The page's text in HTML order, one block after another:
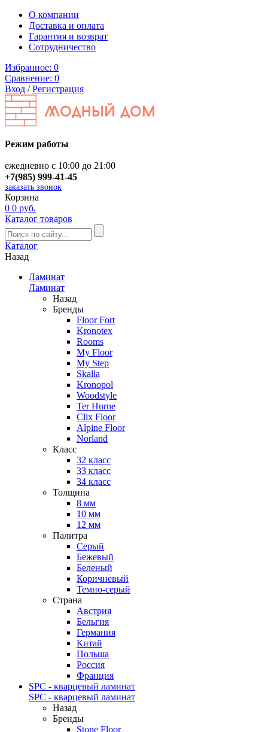
О компании
Доставка и оплата
Гарантия и возврат
Сотрудничество
Избранное: 0
Сравнение: 0
Вход /Регистрация
Режим работы
ежедневно с 10:00 до 21:00
+7(985) 999-41-45
заказать звонок
Корзина
0 0 руб.
Каталог товаров
Каталог
Назад
Ламинат
Ламинат
Назад
Бренды
Floor Fort
Kronotex
Rooms
My Floor
My Step
Skalla
Kronopol
Woodstyle
Ter Hurne
Clix Floor
Alpine Floor
Norland
Класс
32 класс
33 класс
34 класс
Толщина
8 мм
10 мм
12 мм
Палитра
Серый
Бежевый
Беленый
Коричневый
Темно-серый
Страна
Австрия
Бельгия
Германия
Китай
Польша
Россия
Франция
SPC - кварцевый ламинат
SPC - кварцевый ламинат
Назад
Бренды
Stone Floor